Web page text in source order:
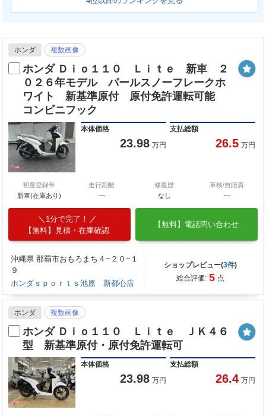
ホンダ 複数画像
ホンダ Ｄｉｏ１１０ Ｌｉｔｅ 新車 ２
０２６年モデル パールスノーフレークホ
ワイト 新基準原付 原付免許運転可能
コンビニフック
本体価格
23.98 万円
支払総額
26.5 万円
初度登録年
新車(在庫あり)
走行距離
―
修復歴
なし
車検/自賠責
―
1分で完了！
【無料】見積・在庫確認
【無料】電話問い合わせ
沖縄県 那覇市おもろまち４−２０−１
９
ホンダｓｐｏｒｔｓ池原 新都心店
ショップレビュー(3件)
総合評価: 5 点
ホンダ 複数画像
ホンダ Ｄｉｏ１１０ Ｌｉｔｅ ＪＫ４６
型 新基準原付・原付免許運転可
本体価格
23.98 万円
支払総額
26.4 万円